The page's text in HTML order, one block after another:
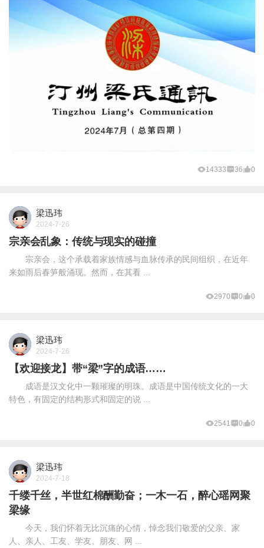
14333 36 0
梁迅玮
2024-7-26
宗亲会乱象：传统与现实的碰撞
宗亲会，这个承载着家族情感与血脉传承的民间组织，在近年
来如雨后春笋般涌现。然而，在其看 ...
2970 0 0
梁迅玮
2024-7-26
【欢迎接龙】带“梁”字的成语……
成语是汉文化中一颗璀璨的明珠。成语是中国传统文化的一大
特色，有固定的结构形式和固定的说 ...
2541 0 0
梁迅玮
2024-7-18
千缕千丝，半世红棉酬勤奋；一木一石，醉心瑶网聚
梁缘
今天，我们怀着无比沉痛的心情，悼念我们敬爱的父亲、家
人、亲人、工友、学友、朋友、网 ...